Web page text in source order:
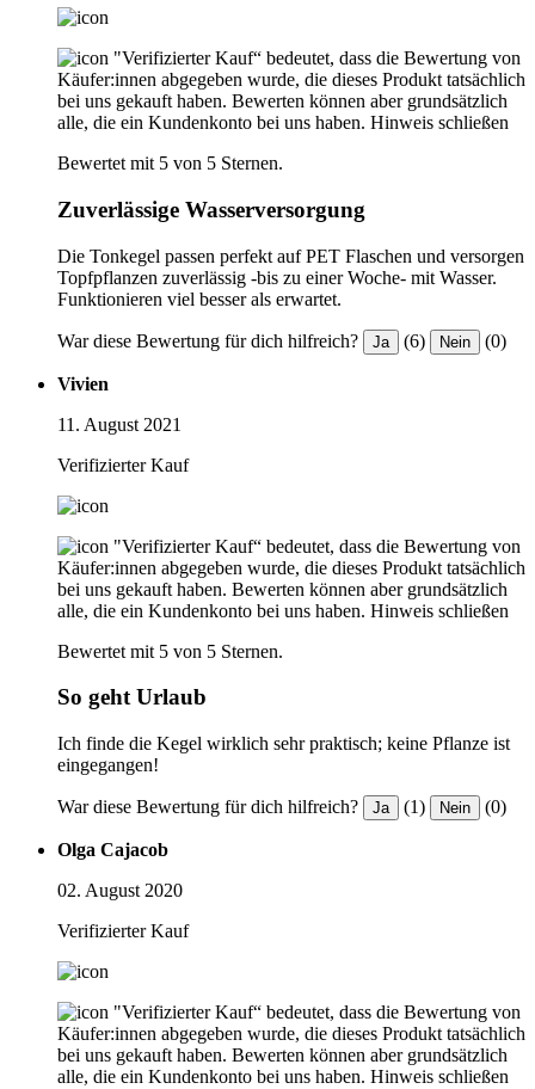
"Verifizierter Kauf“ bedeutet, dass die Bewertung von
Käufer:innen abgegeben wurde, die dieses Produkt tatsächlich
bei uns gekauft haben. Bewerten können aber grundsätzlich
alle, die ein Kundenkonto bei uns haben. Hinweis schließen
Bewertet mit 5 von 5 Sternen.
Zuverlässige Wasserversorgung
Die Tonkegel passen perfekt auf PET Flaschen und versorgen
Topfpflanzen zuverlässig -bis zu einer Woche- mit Wasser.
Funktionieren viel besser als erwartet.
War diese Bewertung für dich hilfreich? Ja (6) Nein (0)
Vivien
11. August 2021
Verifizierter Kauf
"Verifizierter Kauf“ bedeutet, dass die Bewertung von
Käufer:innen abgegeben wurde, die dieses Produkt tatsächlich
bei uns gekauft haben. Bewerten können aber grundsätzlich
alle, die ein Kundenkonto bei uns haben. Hinweis schließen
Bewertet mit 5 von 5 Sternen.
So geht Urlaub
Ich finde die Kegel wirklich sehr praktisch; keine Pflanze ist
eingegangen!
War diese Bewertung für dich hilfreich? Ja (1) Nein (0)
Olga Cajacob
02. August 2020
Verifizierter Kauf
"Verifizierter Kauf“ bedeutet, dass die Bewertung von
Käufer:innen abgegeben wurde, die dieses Produkt tatsächlich
bei uns gekauft haben. Bewerten können aber grundsätzlich
alle, die ein Kundenkonto bei uns haben. Hinweis schließen